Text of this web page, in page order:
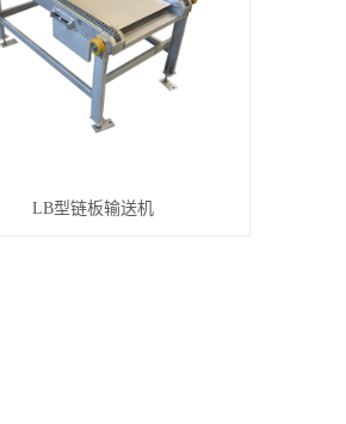
LB型链板输送机